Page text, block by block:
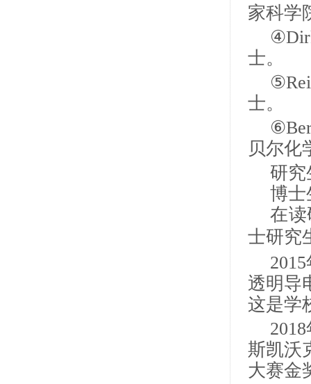
家科学
士。
士。
贝尔化
研究
博士
在
士研究
透明导
这是学
斯凯沃
大赛金